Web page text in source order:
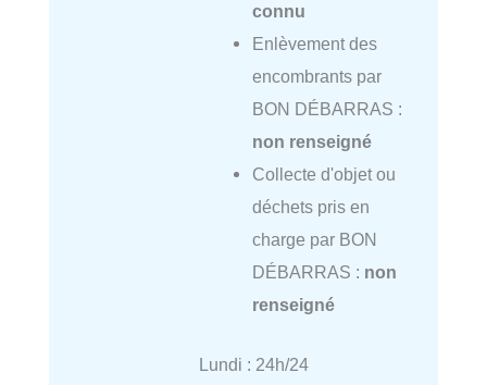
connu
Enlèvement des
encombrants par
BON DÉBARRAS :
non renseigné
Collecte d'objet ou
déchets pris en
charge par BON
DÉBARRAS : non
renseigné
Lundi : 24h/24